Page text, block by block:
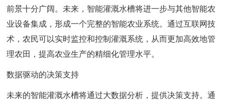
前景十分广阔。未来，智能灌溉水槽将进一步与其他智能农
业设备集成，形成一个完整的智能农业系统。通过互联网技
术，农民可以实时监控和控制灌溉系统，从而更加高效地管
理农田，提高农业生产的精细化管理水平。
数据驱动的决策支持
未来的智能灌溉水槽将通过大数据分析，提供决策支持。通